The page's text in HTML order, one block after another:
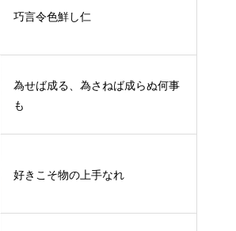
巧言令色鮮し仁
為せば成る、為さねば成らぬ何事
も
好きこそ物の上手なれ